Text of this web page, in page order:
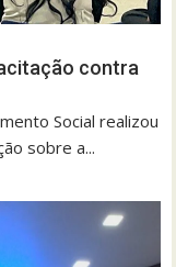
contra
Social realizou
sobre a...